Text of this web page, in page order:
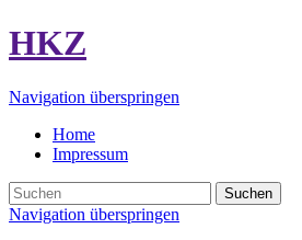
HKZ
Navigation überspringen
Home
Impressum
Suchen
Navigation überspringen